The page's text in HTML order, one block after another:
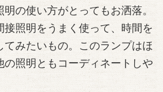
の使い方がとってもお洒落。
照明をうまく使って、時間を
みたいもの。このランプはほ
の照明ともコーディネートしや